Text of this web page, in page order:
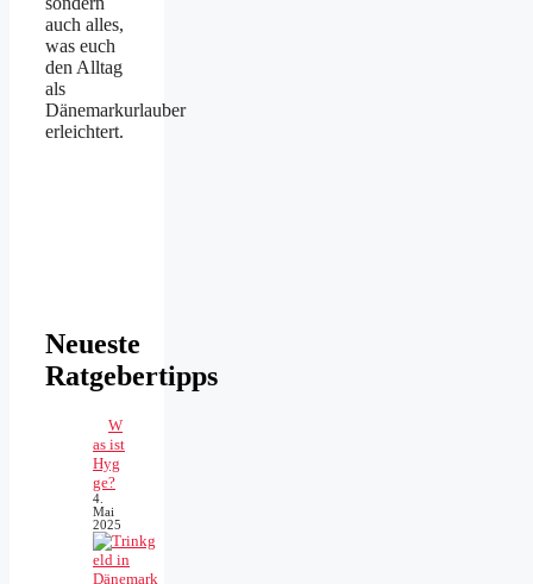
auch alles,
was euch
den Alltag
als
Dänemarkurlauber
erleichtert.
Neueste
Ratgebertipps
W
as ist
Hyg
ge?
4.
Mai
2025